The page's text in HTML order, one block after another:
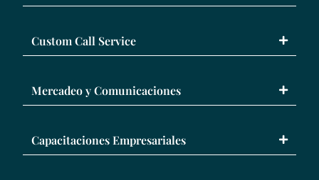
Custom Call Service
Mercadeo y Comunicaciones
Capacitaciones Empresariales